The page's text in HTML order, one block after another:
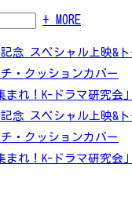
+ MORE
念 スペシャル上映&
・クッションカバー
れ！K-ドラマ研究会」
念 スペシャル上映&
・クッションカバー
れ！K-ドラマ研究会」